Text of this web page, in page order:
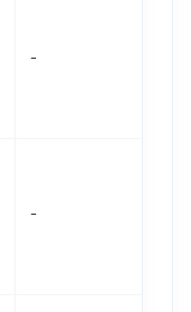
-
-